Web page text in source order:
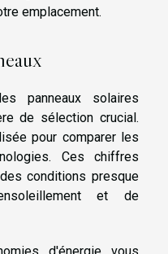
emplacement.
panneaux solaires
de sélection crucial.
pour comparer les
Ces chiffres
conditions presque
et de